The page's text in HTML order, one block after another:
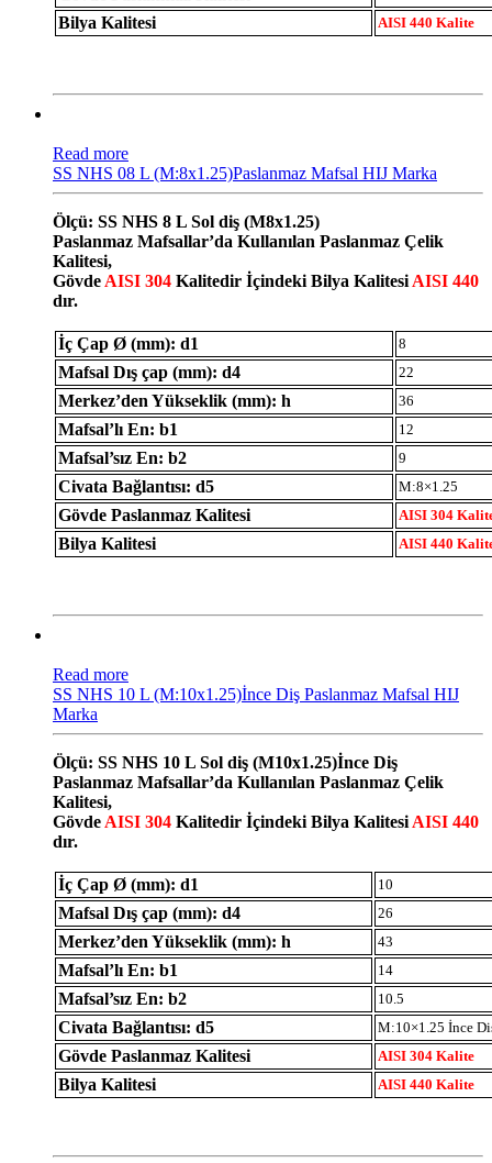
Bilya Kalitesi AISI 440 Kalite
Read more
SS NHS 08 L (M:8x1.25)Paslanmaz Mafsal HIJ Marka
Ölçü: SS NHS 8 L Sol diş (M8x1.25)
Paslanmaz Mafsallar’da Kullanılan Paslanmaz Çelik
Kalitesi,
Gövde AISI 304 Kalitedir İçindeki Bilya Kalitesi AISI 440
dır.
İç Çap Ø (mm): d1 8
Mafsal Dış çap (mm): d4 22
Merkez’den Yükseklik (mm): h 36
Mafsal’lı En: b1 12
Mafsal’sız En: b2 9
Civata Bağlantısı: d5 M:8×1.25
Gövde Paslanmaz Kalitesi AISI 304
Bilya Kalitesi AISI 440
Read more
SS NHS 10 L (M:10x1.25)İnce Diş Paslanmaz Mafsal HIJ
Marka
Ölçü: SS NHS 10 L Sol diş (M10x1.25)İnce Diş
Paslanmaz Mafsallar’da Kullanılan Paslanmaz Çelik
Kalitesi,
Gövde AISI 304 Kalitedir İçindeki Bilya Kalitesi AISI 440
dır.
İç Çap Ø (mm): d1 10
Mafsal Dış çap (mm): d4 26
Merkez’den Yükseklik (mm): h 43
Mafsal’lı En: b1 14
Mafsal’sız En: b2 10.5
Civata Bağlantısı: d5 M:10×1.25 İnce
Gövde Paslanmaz Kalitesi AISI 304 Kalite
Bilya Kalitesi AISI 440 Kalite